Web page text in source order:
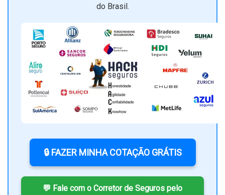
do Brasil.
🔒 FAZER MINHA COTAÇÃO GRÁTIS
💬 Fale com o Corretor de Seguros pelo